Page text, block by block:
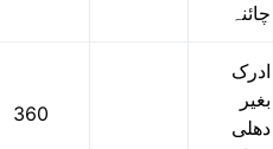
چائنہ
360
ادرک
بغیر
دھلی